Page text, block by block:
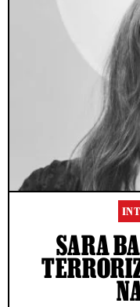
SARA